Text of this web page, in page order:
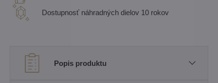
Dostupnosť náhradných dielov 10 rokov
Popis produktu